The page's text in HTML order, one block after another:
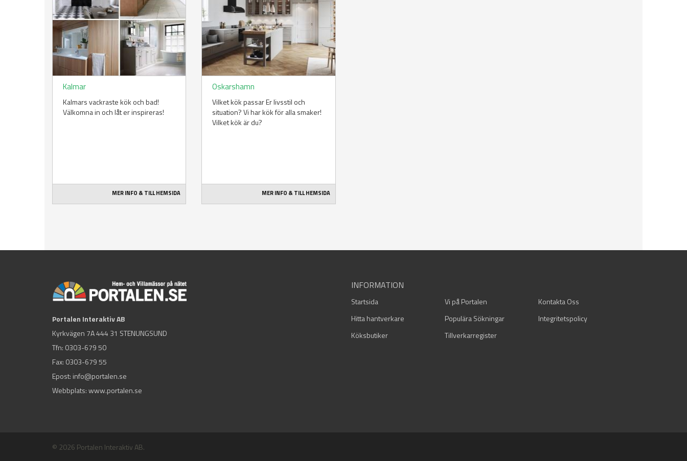
Kalmar
Kalmars vackraste kök och bad!
Välkomna in och låt er inspireras!
MER INFO & TILL HEMSIDA
Oskarshamn
Vilket kök passar Er livsstil och
situation? Vi har kök för alla smaker!
Vilket kök är du?
MER INFO & TILL HEMSIDA
Portalen Interaktiv AB
Kyrkvägen 7A 444 31 STENUNGSUND
Tfn: 0303-679 50
Fax: 0303-679 55
Epost: info@portalen.se
Webbplats: www.portalen.se
INFORMATION
Startsida Vi på Portalen
Kontakta Oss
Hitta hantverkare
Populära Sökningar
Integritetspolicy
Köksbutiker
Tillverkarregister
© 2026 Portalen Interaktiv AB.